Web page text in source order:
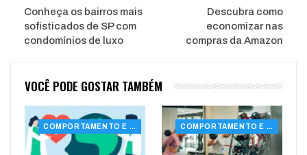
Conheça os bairros mais
sofisticados de SP com
condomínios de luxo
Descubra como
economizar nas
compras da Amazon
VOCÊ PODE GOSTAR TAMBÉM
COMPORTAMENTO E SAÚDE COMPORTAMENTO E SAÚDE